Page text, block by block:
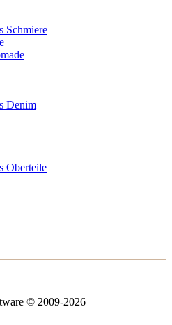
Schmiere
Denim
Oberteile
© 2009-2026